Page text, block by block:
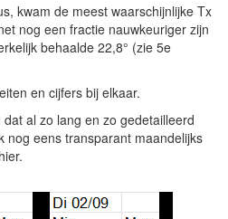
kwam de meest waarschijnlijke Tx
nog een fractie nauwkeuriger zijn
behaalde 22,8° (zie 5e
en cijfers bij elkaar.
al zo lang en zo gedetailleerd
nog eens transparant maandelijks